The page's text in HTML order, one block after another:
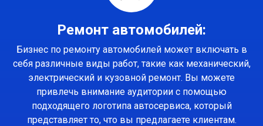
Ремонт автомобилей:
Бизнес по ремонту автомобилей может включать в
себя различные виды работ, такие как механический,
электрический и кузовной ремонт. Вы можете
привлечь внимание аудитории с помощью
подходящего логотипа автосервиса, который
представляет то, что вы предлагаете клиентам.